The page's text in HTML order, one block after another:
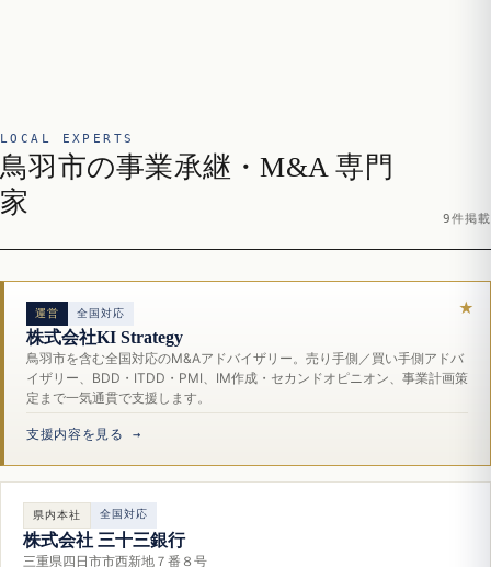
LOCAL EXPERTS
鳥羽市の事業承継・M&A 専門
家
9件掲載
運営 全国対応
株式会社KI Strategy
鳥羽市を含む全国対応のM&Aアドバイザリー。売り手側／買い手側アドバ
イザリー、BDD・ITDD・PMI、IM作成・セカンドオピニオン、事業計画策
定まで一気通貫で支援します。
支援内容を見る →
県内本社 全国対応
株式会社 三十三銀行
三重県四日市市西新地７番８号